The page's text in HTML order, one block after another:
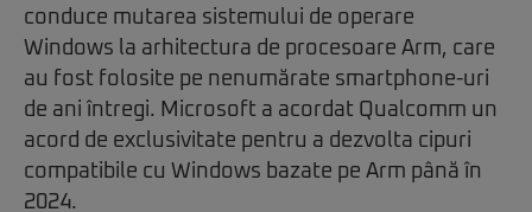
conduce mutarea sistemului de operare
Windows la arhitectura de procesoare Arm, care
au fost folosite pe nenumărate smartphone-uri
de ani întregi. Microsoft a acordat Qualcomm un
acord de exclusivitate pentru a dezvolta cipuri
compatibile cu Windows bazate pe Arm până în
2024.